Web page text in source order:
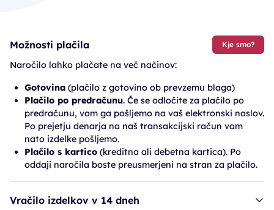
Možnosti plačila Kje smo?
Naročilo lahko plačate na več načinov:
Gotovina (plačilo z gotovino ob prevzemu blaga)
Plačilo po predračunu. Če se odločite za plačilo po
predračunu, vam ga pošljemo na vaš elektronski naslov.
Po prejetju denarja na naš transakcijski račun vam
nato izdelke pošljemo.
Plačilo s kartico (kreditna ali debetna kartica). Po
oddaji naročila boste preusmerjeni na stran za plačilo.
Vračilo izdelkov v 14 dneh